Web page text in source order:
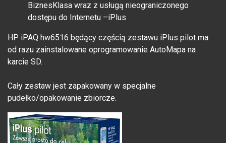
BiznesKlasa wraz z usługą nieograniczonego
dostępu do Internetu –iPlus
HP iPAQ hw6516 będący częścią zestawu iPlus pilot ma
od razu zainstalowane oprogramowanie AutoMapa na
karcie SD.
Cały zestaw jest zapakowany w specjalne
pudełko/opakowanie zbiorcze.